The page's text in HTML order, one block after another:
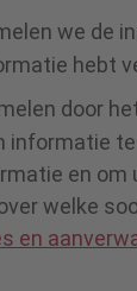
we de
hebt
door
informatie
en om
welke
en